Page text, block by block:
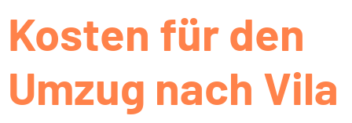
Kosten für den
Umzug nach Vila